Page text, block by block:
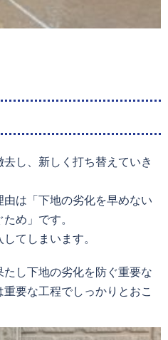
し、新しく打ち替えていき
は「下地の劣化を早めない
め」です。
てしまいます。
し下地の劣化を防ぐ重要な
要な工程でしっかりとおこ